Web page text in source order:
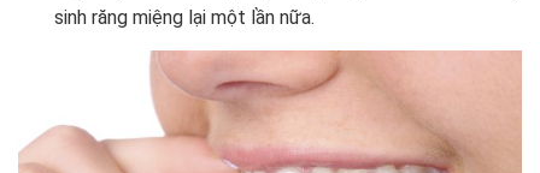
sinh răng miệng lại một lần nữa.